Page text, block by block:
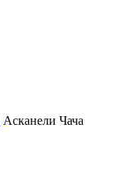
Асканели Чача